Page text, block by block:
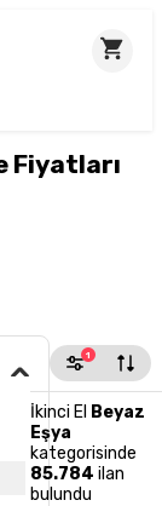
Fiyatları
1
İkinci El Beyaz
Eşya
kategorisinde
85.784 ilan
bulundu